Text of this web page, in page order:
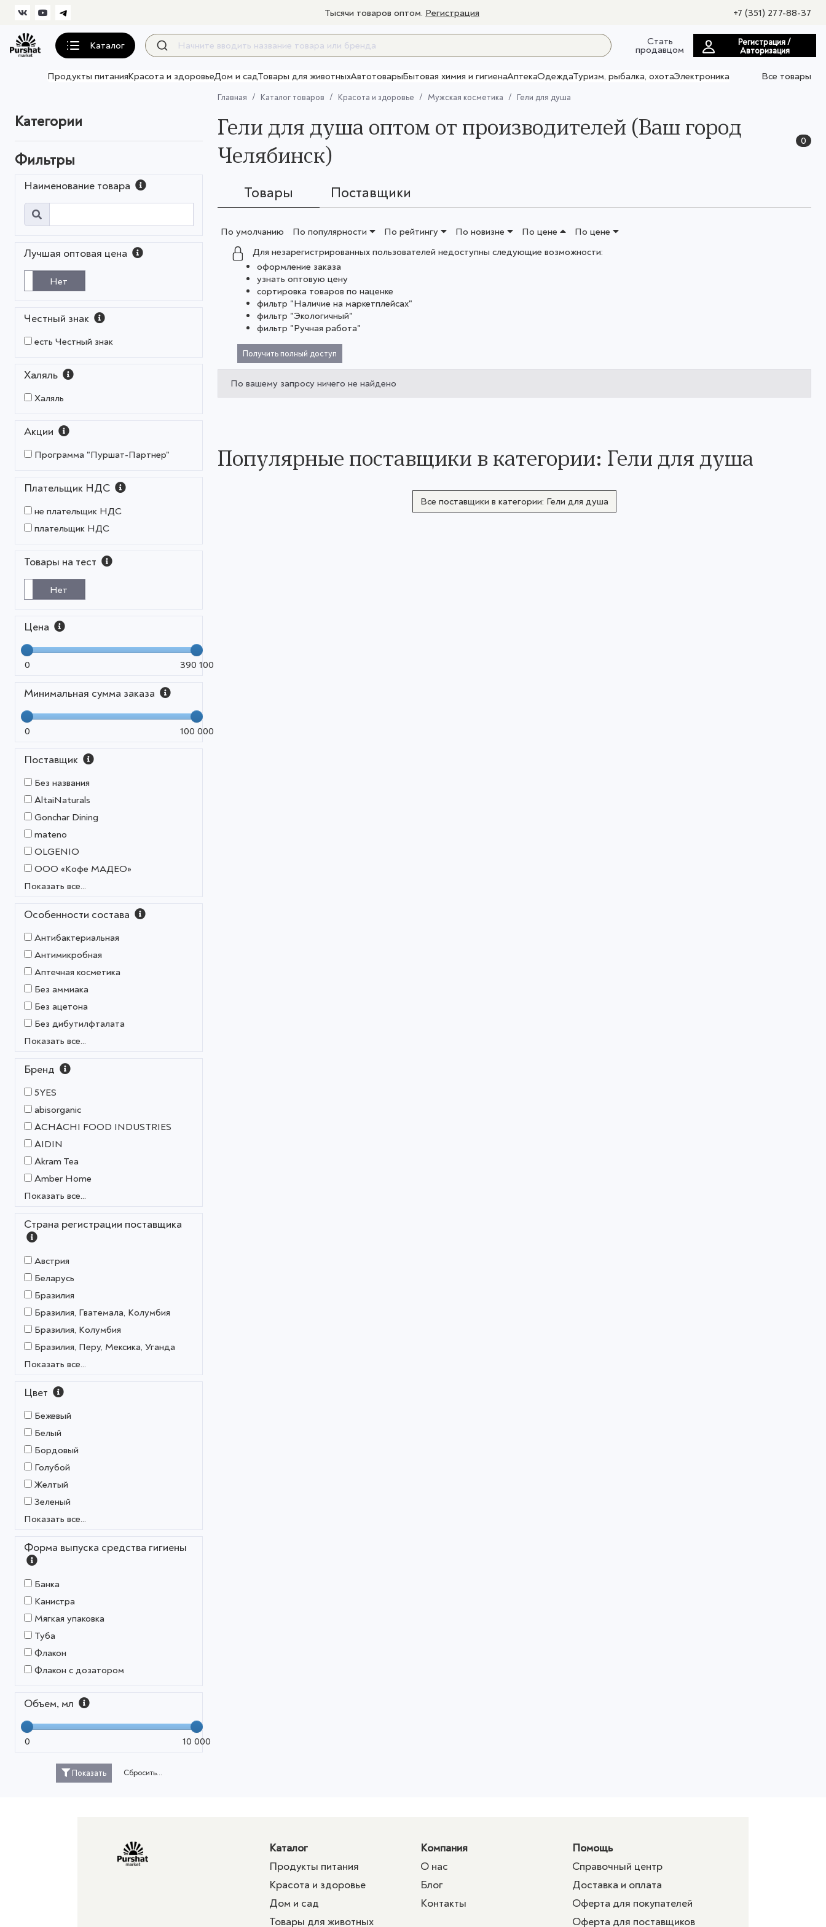
Тысячи товаров оптом. Регистрация +7 (351) 277-88-37
Каталог Стать
продавцом
Регистрация /
Авторизация
Продукты питанияКрасота и здоровьеДом и садТовары для животныхАвтотоварыБытовая химия и гигиенаАптекаОдеждаТуризм, рыбалка, охотаЭлектроника
Все товары
Главная Каталог товаров Красота и здоровье Мужская косметика Гели для душа
Категории
Фильтры
Наименование товара
Лучшая оптовая цена
Нет
Честный знак
есть Честный знак
Халяль
Халяль
Акции
Программа "Пуршат-Партнер"
Плательщик НДС
не плательщик НДС
плательщик НДС
Товары на тест
Нет
Цена
0 390 100
Минимальная сумма заказа
0 100 000
Поставщик
Без названия
AltaiNaturals
Gonchar Dining
mateno
OLGENIO
OOO «Кофе МАДЕО»
Показать все...
Особенности состава
Антибактериальная
Антимикробная
Аптечная косметика
Без аммиака
Без ацетона
Без дибутилфталата
Показать все...
Бренд
5YES
abisorganic
ACHACHI FOOD INDUSTRIES
AIDIN
Akram Tea
Amber Home
Показать все...
Страна регистрации поставщика
Австрия
Беларусь
Бразилия
Бразилия, Гватемала, Колумбия
Бразилия, Колумбия
Бразилия, Перу, Мексика, Уганда
Показать все...
Цвет
Бежевый
Белый
Бордовый
Голубой
Желтый
Зеленый
Показать все...
Форма выпуска средства гигиены
Банка
Канистра
Мягкая упаковка
Туба
Флакон
Флакон с дозатором
Объем, мл
0 10 000
Показать Сбросить...
Гели для душа оптом от производителей (Ваш город
Челябинск)
0
Товары Поставщики
По умолчанию По популярности По рейтингу По новизне По цене
По цене
Для незарегистрированных пользователей недоступны следующие возможности:
оформление заказа
узнать оптовую цену
сортировка товаров по наценке
фильтр "Наличие на маркетплейсах"
фильтр "Экологичный"
фильтр "Ручная работа"
Получить полный доступ
По вашему запросу ничего не найдено
Популярные поставщики в категории: Гели для душа
Все поставщики в категории: Гели для душа
Каталог
Продукты питания
Красота и здоровье
Дом и сад
Товары для животных
Компания
О нас
Блог
Контакты
Помощь
Справочный центр
Доставка и оплата
Оферта для покупателей
Оферта для поставщиков